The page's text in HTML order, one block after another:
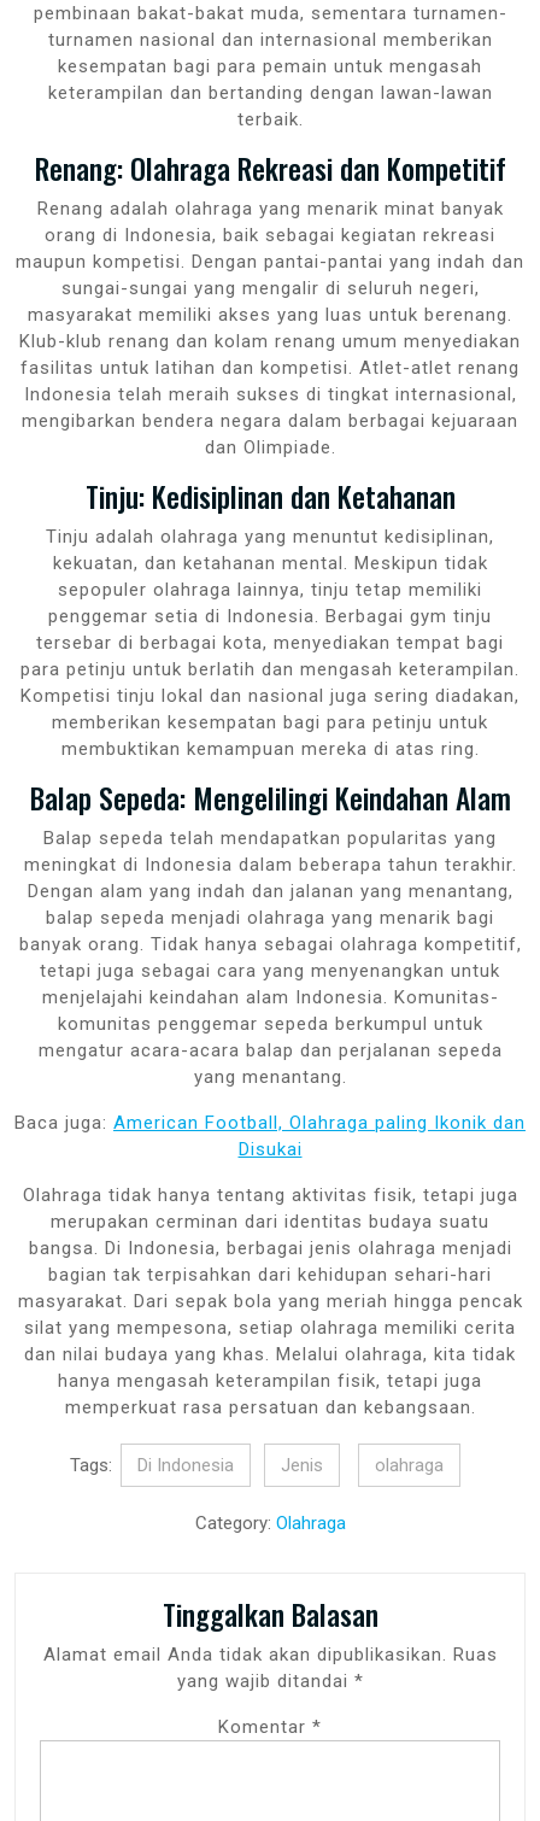
pembinaan bakat-bakat muda, sementara turnamen-
turnamen nasional dan internasional memberikan
kesempatan bagi para pemain untuk mengasah
keterampilan dan bertanding dengan lawan-lawan
terbaik.
Renang: Olahraga Rekreasi dan Kompetitif
Renang adalah olahraga yang menarik minat banyak
orang di Indonesia, baik sebagai kegiatan rekreasi
maupun kompetisi. Dengan pantai-pantai yang indah dan
sungai-sungai yang mengalir di seluruh negeri,
masyarakat memiliki akses yang luas untuk berenang.
Klub-klub renang dan kolam renang umum menyediakan
fasilitas untuk latihan dan kompetisi. Atlet-atlet renang
Indonesia telah meraih sukses di tingkat internasional,
mengibarkan bendera negara dalam berbagai kejuaraan
dan Olimpiade.
Tinju: Kedisiplinan dan Ketahanan
Tinju adalah olahraga yang menuntut kedisiplinan,
kekuatan, dan ketahanan mental. Meskipun tidak
sepopuler olahraga lainnya, tinju tetap memiliki
penggemar setia di Indonesia. Berbagai gym tinju
tersebar di berbagai kota, menyediakan tempat bagi
para petinju untuk berlatih dan mengasah keterampilan.
Kompetisi tinju lokal dan nasional juga sering diadakan,
memberikan kesempatan bagi para petinju untuk
membuktikan kemampuan mereka di atas ring.
Balap Sepeda: Mengelilingi Keindahan Alam
Balap sepeda telah mendapatkan popularitas yang
meningkat di Indonesia dalam beberapa tahun terakhir.
Dengan alam yang indah dan jalanan yang menantang,
balap sepeda menjadi olahraga yang menarik bagi
banyak orang. Tidak hanya sebagai olahraga kompetitif,
tetapi juga sebagai cara yang menyenangkan untuk
menjelajahi keindahan alam Indonesia. Komunitas-
komunitas penggemar sepeda berkumpul untuk
mengatur acara-acara balap dan perjalanan sepeda
yang menantang.
Baca juga: American Football, Olahraga paling Ikonik dan
Disukai
Olahraga tidak hanya tentang aktivitas fisik, tetapi juga
merupakan cerminan dari identitas budaya suatu
bangsa. Di Indonesia, berbagai jenis olahraga menjadi
bagian tak terpisahkan dari kehidupan sehari-hari
masyarakat. Dari sepak bola yang meriah hingga pencak
silat yang mempesona, setiap olahraga memiliki cerita
dan nilai budaya yang khas. Melalui olahraga, kita tidak
hanya mengasah keterampilan fisik, tetapi juga
memperkuat rasa persatuan dan kebangsaan.
Tags: Di Indonesia Jenis olahraga
Category: Olahraga
Tinggalkan Balasan
Alamat email Anda tidak akan dipublikasikan. Ruas
yang wajib ditandai *
Komentar *